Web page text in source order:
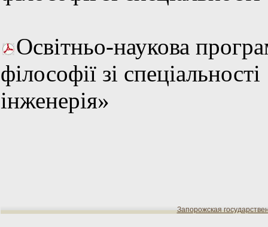
Освітньо-наукова
філософії зі
інженерія»
Запорожская